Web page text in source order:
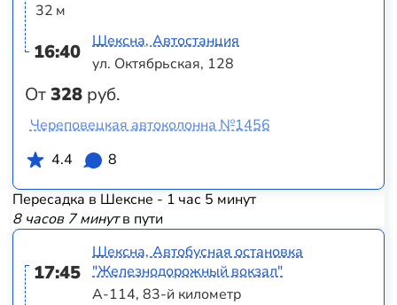
32 м
16:40
От328 руб.
Шексна, Автостанция
ул. Октябрьская, 128
Череповецкая автоколонна №1456
4.4
8
Пересадка в Шексне - 1 час 5 минут
8 часов 7 минутв пути
17:45
Шексна, Автобусная остановка
"Железнодорожный вокзал"
А-114, 83-й километр